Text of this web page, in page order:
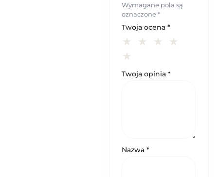
Wymagane pola są
oznaczone*
Twoja ocena *
Twoja opinia *
Nazwa *